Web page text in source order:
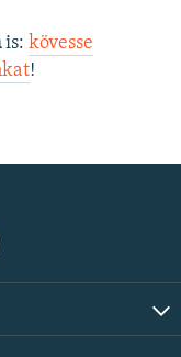
is: kövesse
! ​